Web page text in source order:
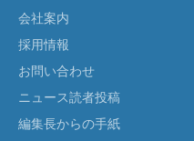
会社案内
採用情報
お問い合わせ
ニュース読者投稿
編集長からの手紙